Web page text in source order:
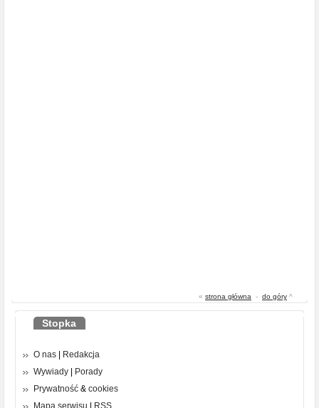
« strona główna - do góry ^
Stopka
O nas
Redakcja
Wywiady
Porady
Prywatność & cookies
Mapa serwisu
RSS